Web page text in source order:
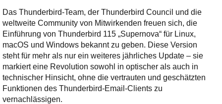
Das Thunderbird-Team, der Thunderbird Council und die
weltweite Community von Mitwirkenden freuen sich, die
Einführung von Thunderbird 115 „Supernova“ für Linux,
macOS und Windows bekannt zu geben. Diese Version
steht für mehr als nur ein weiteres jährliches Update – sie
markiert eine Revolution sowohl in optischer als auch in
technischer Hinsicht, ohne die vertrauten und geschätzten
Funktionen des Thunderbird-Email-Clients zu
vernachlässigen.
bereithält!
Wie z.B. Outlook,
GMail, Thunderbird
oder auch
KuNoMail, usw.
Ihre E-Mail
Adresse:
E-Mail